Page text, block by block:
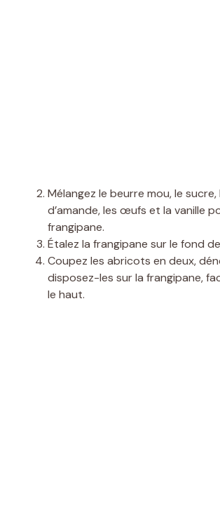
Mélangez le beurre mou, le
d’amande, les œufs et la vanille
frangipane.
Étalez la frangipane sur le fond
Coupez les abricots en deux,
disposez-les sur la frangipane,
le haut.